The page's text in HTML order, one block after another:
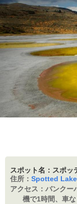
スポット名：スポッ
住所： Spotted
アクセス： バンクー
機で1時間、車な